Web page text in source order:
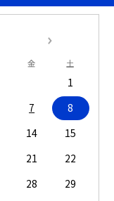
金 土
1
7
8
14
15
21
22
28
29